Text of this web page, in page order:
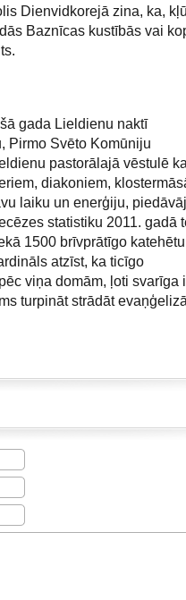
Dienvidkorejā zina, ka,
Baznīcas kustībās vai
gada Lieldienu naktī
Pirmo Svēto Komūniju
pastorālajā vēstulē
diakoniem,
laiku un enerģiju,
statistiku 2011. gadā
1500 brīvprātīgo
atzīst, ka ticīgo
viņa domām, ļoti svarīga
turpināt strādāt